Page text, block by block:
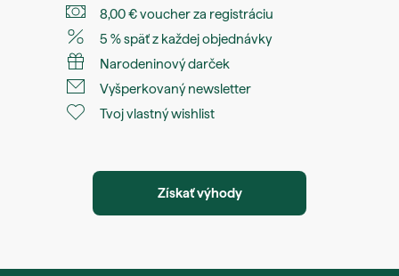
8,00 € voucher za registráciu
5 % späť z každej objednávky
Narodeninový darček
Vyšperkovaný newsletter
Tvoj vlastný wishlist
Získať výhody